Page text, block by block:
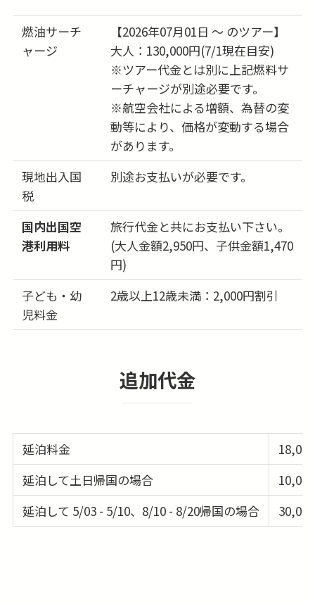
(土) 360,000円 問合せる
23日
(日)
26日
(水)
27日
(木)
28日
(金)
-
29日
-
30日
(日)
360,000円
燃油サーチ
ャージ
【2026年07月01日 ～ のツアー】
大人：130,000円(7/1現在目安)
※ツアー代金とは別に上記燃料サ
ーチャージが別途必要です。
※航空会社による増額、為替の変
動等により、価格が変動する場合
があります。
現地出入国
税
別途お支払いが必要です。
国内出国空
港利用料
旅行代金と共にお支払い下さい。
(大人金額2,950円、子供金額1,470
円)
子ども・幼
児料金
2歳以上12歳未満：2,000円割引
追加代金
延泊料金
延泊して土日帰国の場合
延泊して 5/03 - 5/10、8/10 - 8/20帰国の場合